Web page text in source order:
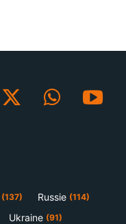
(137) Russie (114)
Ukraine (91)